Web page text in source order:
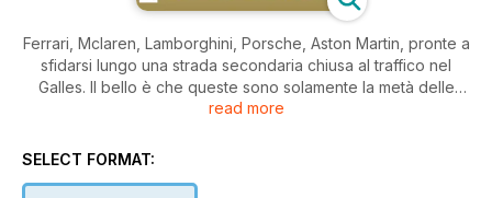
Ferrari, Mclaren, Lamborghini, Porsche, Aston Martin, pronte a
sfidarsi lungo una strada secondaria chiusa al traffico nel
Galles. Il bello è che queste sono solamente la metà delle
nostre contendenti! 11 auto diverse, accomunate a volte per
altre volte invece proprio per niente, per decretare la
read more
SELECT FORMAT: